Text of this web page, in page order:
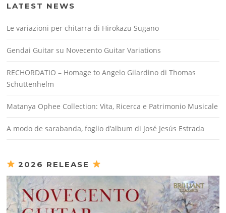
LATEST NEWS
Le variazioni per chitarra di Hirokazu Sugano
Gendai Guitar su Novecento Guitar Variations
RECHORDATIO – Homage to Angelo Gilardino di Thomas
Schuttenhelm
Matanya Ophee Collection: Vita, Ricerca e Patrimonio Musicale
A modo de sarabanda, foglio d’album di José Jesús Estrada
2026 RELEASE